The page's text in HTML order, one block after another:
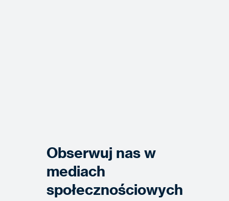
Obserwuj nas w
mediach
społecznościowych